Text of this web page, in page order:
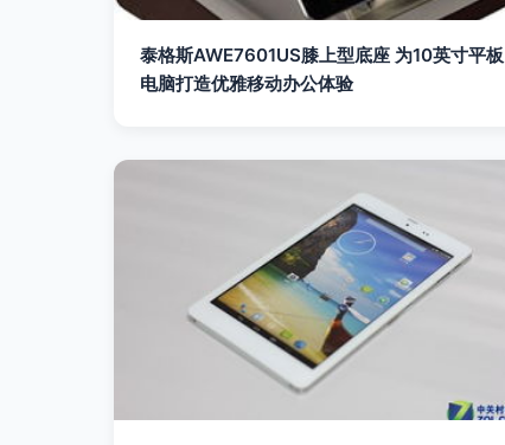
泰格斯AWE7601US膝上型底座 为10英寸平板
电脑打造优雅移动办公体验